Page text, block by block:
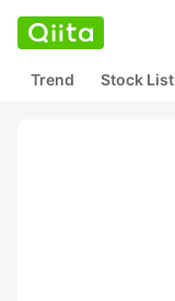
Trend Stock List